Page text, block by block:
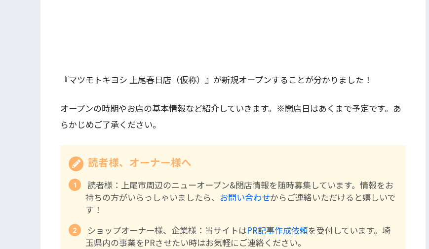
『マツモトキヨシ 上尾春日店（仮称）』が新規オープンすることが分かりました！
オープンの時期やお店の基本情報など紹介していきます。※開店日はあくまで予定です。あ
らかじめご了承ください。
読者様、オーナー様へ
読者様：上尾市周辺のニューオープン&閉店情報を随時募集しています。情報をお
持ちの方がいらっしゃいましたら、 お問い合わせからご連絡いただけると嬉しいで
す！
ショップオーナー様、企業様：当サイトはPR記事作成依頼を受付しています。埼
玉県内の事業をPRさせたい時はお気軽にご連絡ください。